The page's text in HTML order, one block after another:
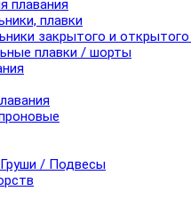
плавания
плавки
закрытого и
плавки / шорты
/ Подвесы